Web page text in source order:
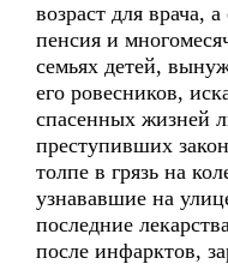
возраст для врача,
пенсия и
семьях детей,
его ровесников,
спасенных жизней
преступивших
толпе в грязь на
узнававшие на
последние
после инфарктов,